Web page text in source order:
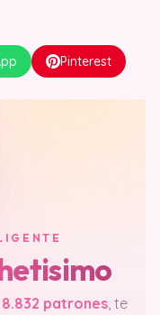
Pinterest
8.832 patrones, te